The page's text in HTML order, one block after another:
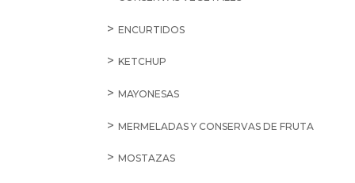
ENCURTIDOS
KETCHUP
MAYONESAS
MERMELADAS Y CONSERVAS DE FRUTA
MOSTAZAS